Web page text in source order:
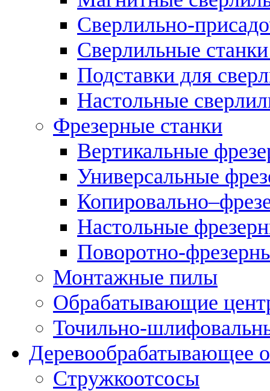
Сверлильно-
Сверлильные
Подставки для
Настольные
Фрезерные станки
Вертикальные
Универсальные
Настольные
Поворотно-
Монтажные пилы
Обрабатывающие
Точильно-
Деревообрабатывающее
Стружкоотсосы